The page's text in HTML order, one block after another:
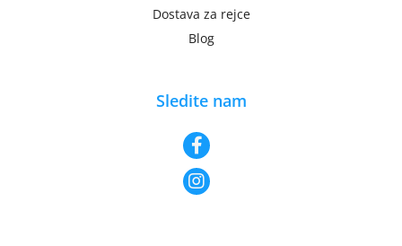
Dostava za rejce
Blog
Sledite nam